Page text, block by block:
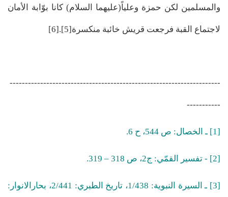
والمسلمين لكن حمزة وعلياً(عليهما السلام) كانا بوّابة الأمان
لاجتماع القبة فرجعت قريش خائبة منكسرة[5].[6]
---------------------------------------------------------------------
-----------
[1] ـ الخصال: ص 544، ح 6.
[2] - تفسير القمّي: ج2، ص 318 – 319.
[3] ـ السيرة النبوية: 1/438، تاريخ الطبري: 2/441، بحارالانوار: